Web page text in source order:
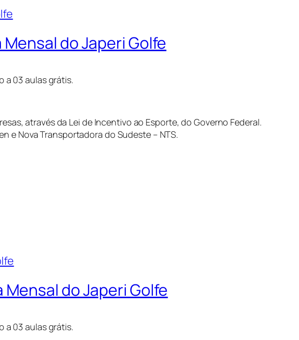
do Japeri Golfe
a 03 aulas grátis.
através da Lei de Incentivo ao Esporte, do Governo Federal.
e Nova Transportadora do Sudeste – NTS.
do Japeri Golfe
a 03 aulas grátis.